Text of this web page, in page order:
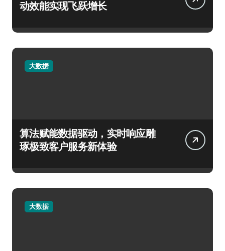
动效能实现飞跃增长
大数据
算法赋能数据驱动，实时响应雕
琢极致客户服务新体验
大数据